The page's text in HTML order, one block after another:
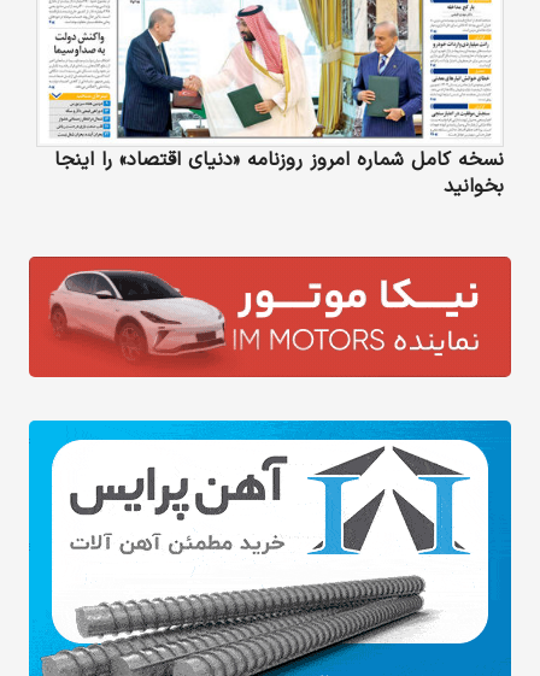
نسخه کامل شماره امروز روزنامه «دنیای‌ اقتصاد» را اینجا
بخوانید